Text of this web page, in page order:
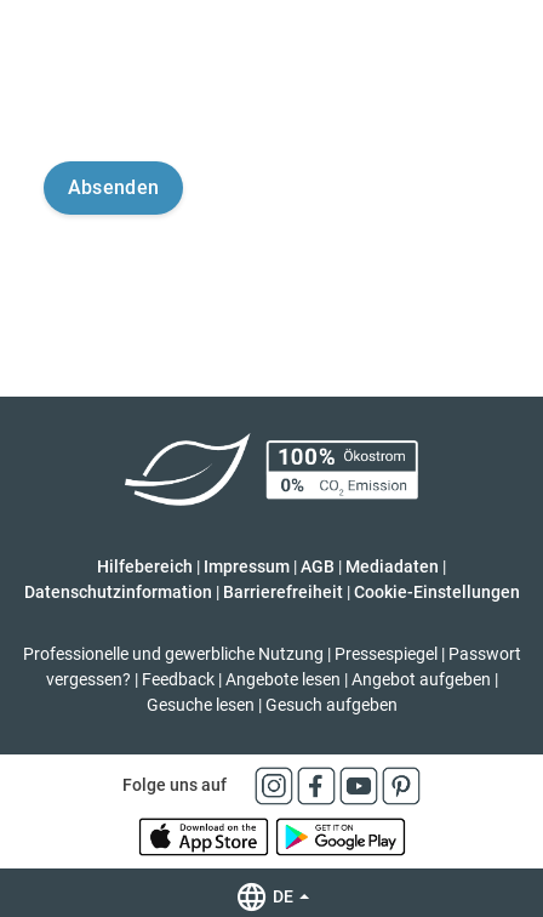
Hilfebereich | Impressum |AGB | Mediadaten |
Datenschutzinformation | Barrierefreiheit | Cookie-Einstellungen
Professionelle und gewerbliche Nutzung | Pressespiegel | Passwort
vergessen? | Feedback | Angebote lesen | Angebot aufgeben |
Gesuche lesen | Gesuch aufgeben
Folge uns auf
DE